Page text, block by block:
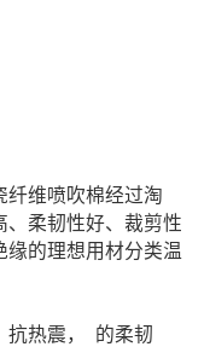
维喷吹棉经过淘
柔韧性好、裁剪性
的理想用材分类温
热震，  的柔韧